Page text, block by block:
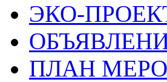
ЭКО-
ПЛАН